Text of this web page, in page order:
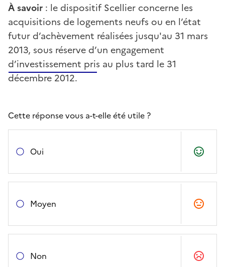
À savoir : le dispositif Scellier concerne les
acquisitions de logements neufs ou en l’état
futur d’achèvement réalisées jusqu'au 31 mars
2013, sous réserve d’un engagement
d’investissement pris au plus tard le 31
décembre 2012.
Cette réponse vous a-t-elle été utile ?
Oui
Moyen
Non